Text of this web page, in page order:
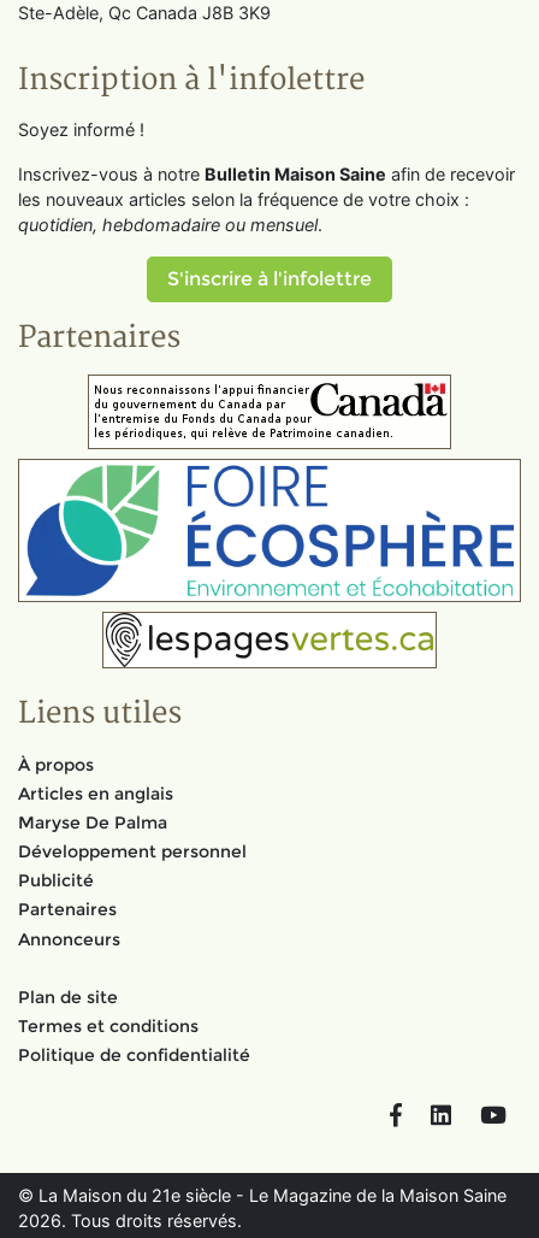
Ste-Adèle, Qc Canada J8B 3K9
Inscription à l'infolettre
Soyez informé !
Inscrivez-vous à notre Bulletin Maison Saine afin de recevoir
les nouveaux articles selon la fréquence de votre choix :
quotidien, hebdomadaire ou mensuel.
S'inscrire à l'infolettre
Partenaires
Liens utiles
À propos
Articles en anglais
Maryse De Palma
Développement personnel
Publicité
Partenaires
Annonceurs
Plan de site
Termes et conditions
Politique de confidentialité
FacebookLinkedIn
© La Maison du 21e siècle - Le Magazine de la Maison Saine
2026. Tous droits réservés.